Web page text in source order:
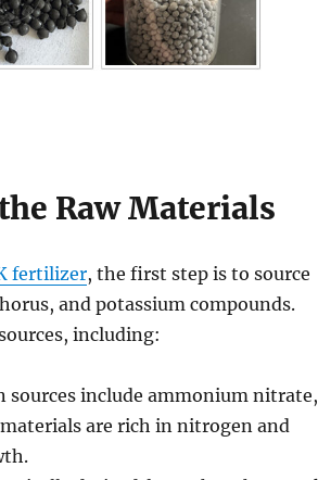
Raw Materials
fertilizer, the first step is to source
and potassium compounds.
including:
sources include ammonium nitrate,
are rich in nitrogen and